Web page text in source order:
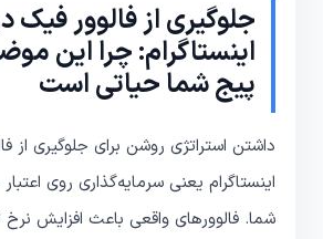
جلوگیری از فالوور فیک
اینستاگرام: چرا این
پیج شما حیاتی است
داشتن استراتژی روشن برای جلوگیری از
اینستاگرام یعنی سرمایه‌گذاری روی
شما. فالوورهای واقعی باعث افزایش نرخ